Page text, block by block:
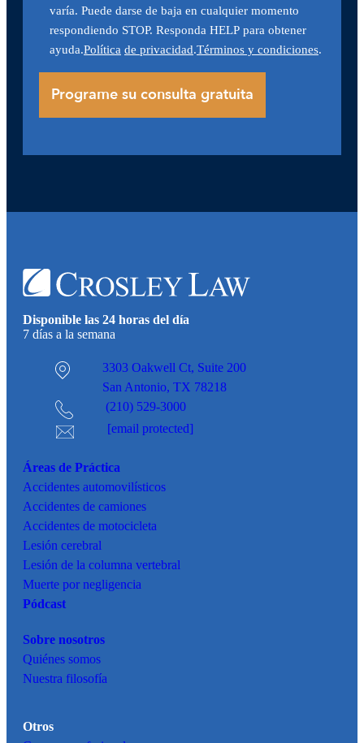
varía. Puede darse de baja en cualquier momento
respondiendo STOP. Responda HELP para obtener
ayuda.Política de privacidad.Términos y condiciones.
Disponible las 24 horas del día
7 días a la semana
3303 Oakwell Ct, Suite 200
San Antonio, TX 78218
(210) 529-3000
[email protected]
Áreas de Práctica
Accidentes automovilísticos
Accidentes de camiones
Accidentes de motocicleta
Lesión cerebral
Lesión de la columna vertebral
Muerte por negligencia
Pódcast
Sobre nosotros
Quiénes somos
Nuestra filosofía
Otros